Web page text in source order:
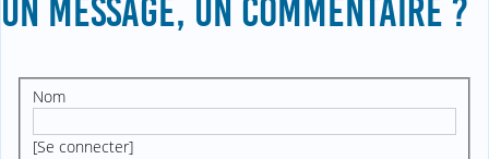
UN MESSAGE, UN COMMENTAIRE ?
Nom
[Se connecter]